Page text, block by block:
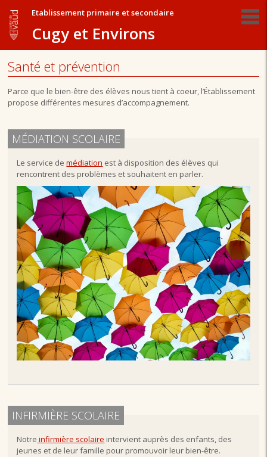
Etablissement primaire et secondaire
Cugy et Environs
Santé et prévention
Parce que le bien-être des élèves nous tient à coeur, l’Établissement
propose différentes mesures d’accompagnement.
MÉDIATION SCOLAIRE
Le service demédiation est à disposition des élèves qui
rencontrent des problèmes et souhaitent en parler.
INFIRMIÈRE SCOLAIRE
Notre infirmière scolaire intervient auprès des enfants, des
jeunes et de leur famille pour promouvoir leur bien-être.